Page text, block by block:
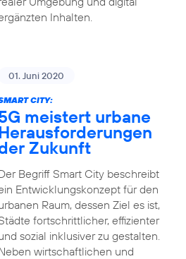
Inhalten.
01. Juni 2020
CITY:
meistert urbane
Zukunft
Begriff Smart City beschreibt
Entwicklungskonzept für den
Raum, dessen Ziel es ist,
fortschrittlicher, effizienter
sozial inklusiver zu gestalten.
wirtschaftlichen und